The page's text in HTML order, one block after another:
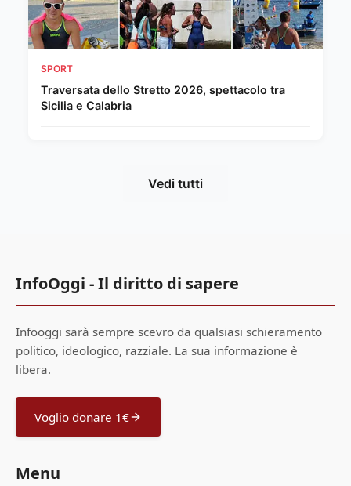
SPORT
Traversata dello Stretto 2026, spettacolo tra
Sicilia e Calabria
Vedi tutti
InfoOggi - Il diritto di sapere
Infooggi sarà sempre scevro da qualsiasi schieramento
politico, ideologico, razziale. La sua informazione è
libera.
Voglio donare 1€
Menu